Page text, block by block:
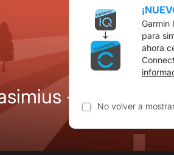
- Muravera
Garmin
para
ahora
No volver a